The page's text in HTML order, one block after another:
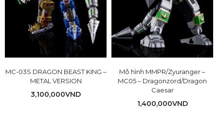
MC-03S DRAGON BEAST KING –
METAL VERSION
3,100,000VND
Mô hình MMPR/Zyuranger –
MC05 – Dragonzord/Dragon
Caesar
1,400,000VND